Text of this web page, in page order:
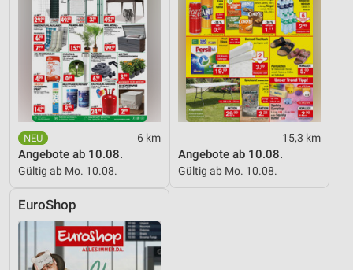
6 km
Angebote ab 10.08.
Gültig ab Mo. 10.08.
15,3 km
Angebote ab 10.08.
Gültig ab Mo. 10.08.
EuroShop